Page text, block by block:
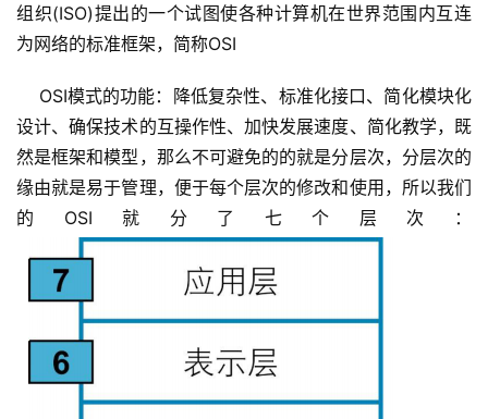
组织(ISO)提出的一个试图使各种计算机在世界范围内互连
为网络的标准框架，简称OSI
设计、确保技术的互操作性、加快发展速度、简化教学，既
然是框架和模型，那么不可避免的的就是分层次，分层次的
缘由就是易于管理，便于每个层次的修改和使用，所以我们
的OSI就分了七个层次：